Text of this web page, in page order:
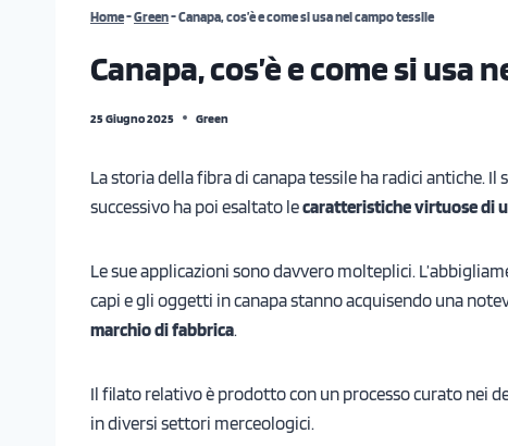
Home-Green-Canapa, cos’è e come si usa nel campo tessile
Canapa, cos’è e come si usa
25 Giugno 2025 Green
La storia della fibra di canapa tessile ha radici antiche.
successivo ha poi esaltato lecaratteristiche virtuose di
Le sue applicazioni sono davvero molteplici.
capi e gli oggetti in canapa stanno acquisendo una
marchio di fabbrica.
Il filato relativo è prodotto con un processo curato nei
in diversi settori merceologici.